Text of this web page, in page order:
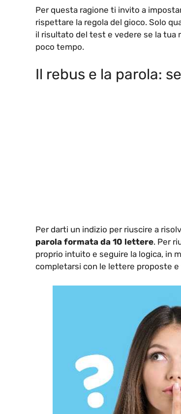
Per questa ragione ti invito a
rispettare la regola del gioco. Solo
il risultato del test e vedere se la tua
poco tempo.
Il rebus e la parola:
Per darti un indizio per riuscire a
parola formata da 10 lettere. Per
proprio intuito e seguire la logica, in
completarsi con le lettere proposte